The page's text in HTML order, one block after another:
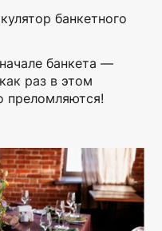
банкетного
банкета —
раз в этом
преломляются!